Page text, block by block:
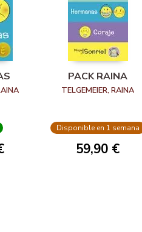
PACK RAINA
TELGEMEIER, RAINA
Disponible en 1 semana
59,90 €